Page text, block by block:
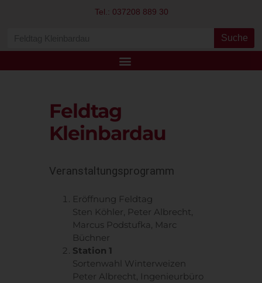
Tel.: 037208 889 30
Suche
Feldtag
Kleinbardau
Veranstaltungsprogramm
Eröffnung Feldtag
Sten Köhler, Peter Albrecht,
Marcus Podstufka, Marc
Büchner
Station 1
Sortenwahl Winterweizen
Peter Albrecht, Ingenieurbüro